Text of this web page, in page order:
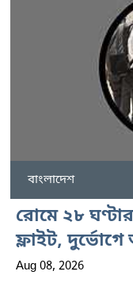
বাংলাদেশ
রোমে ২৮
ফ্লাইট,
Aug 08, 2026